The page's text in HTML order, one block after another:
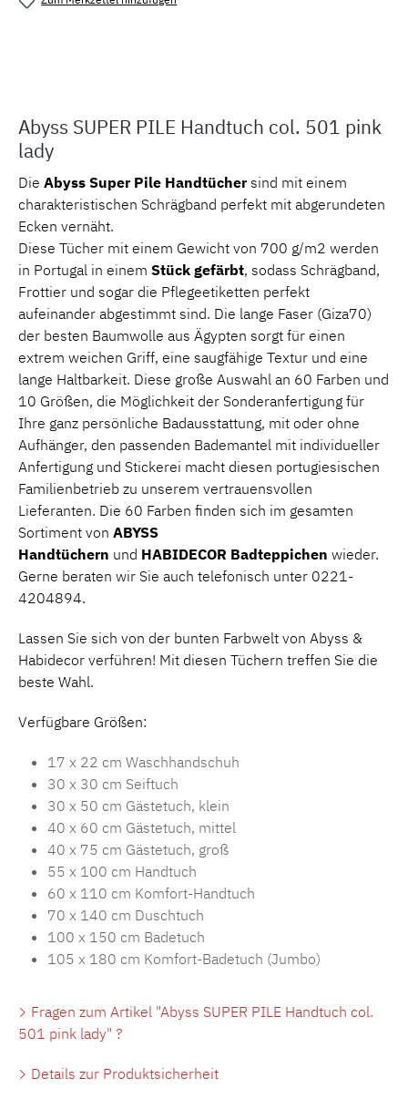
Abyss SUPER PILE Handtuch col. 501 pink
lady
Die Abyss Super Pile Handtüchersind mit einem
charakteristischen Schrägband perfekt mit abgerundeten
Ecken vernäht.
Diese Tücher mit einem Gewicht von 700 g/m2 werden
in Portugal in einem Stück gefärbt, sodass Schrägband,
Frottier und sogar die Pflegeetiketten perfekt
aufeinander abgestimmt sind. Die lange Faser (Giza70)
der besten Baumwolle aus Ägypten sorgt für einen
extrem weichen Griff, eine saugfähige Textur und eine
lange Haltbarkeit. Diese große Auswahl an 60 Farben und
10 Größen, die Möglichkeit der Sonderanfertigung für
Ihre ganz persönliche Badausstattung, mit oder ohne
Aufhänger, den passenden Bademantel mit individueller
Anfertigung und Stickerei macht diesen portugiesischen
Familienbetrieb zu unserem vertrauensvollen
Lieferanten. Die 60 Farben finden sich im gesamten
Sortiment von ABYSS
Handtüchern und HABIDECOR Badteppichen wieder.
Gerne beraten wir Sie auch telefonisch unter 0221-
4204894.
Lassen Sie sich von der bunten Farbwelt von Abyss &
Habidecor verführen! Mit diesen Tüchern treffen Sie die
beste Wahl.
Verfügbare Größen:
17 x 22 cm Waschhandschuh
30 x 30 cm Seiftuch
30 x 50 cm Gästetuch, klein
40 x 60 cm Gästetuch, mittel
40 x 75 cm Gästetuch, groß
55 x 100 cm Handtuch
60 x 110 cm Komfort-Handtuch
70 x 140 cm Duschtuch
100 x 150 cm Badetuch
105 x 180 cm Komfort-Badetuch (Jumbo)
Fragen zum Artikel "Abyss SUPER PILE Handtuch col.
501 pink lady" ?
Details zur Produktsicherheit